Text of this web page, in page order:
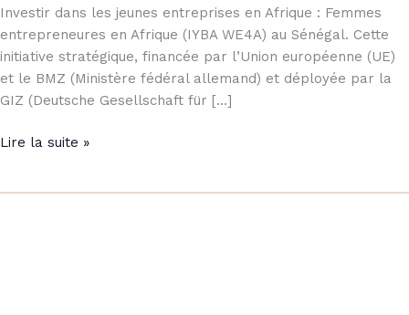
Investir dans les jeunes entreprises en Afrique : Femmes
entrepreneures en Afrique (IYBA WE4A) au Sénégal. Cette
initiative stratégique, financée par l’Union européenne (UE)
et le BMZ (Ministère fédéral allemand) et déployée par la
GIZ (Deutsche Gesellschaft für […]
Lire la suite »